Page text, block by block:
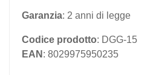
Garanzia: 2 anni di legge
Codice prodotto: DGG-15
EAN : 8029975950235